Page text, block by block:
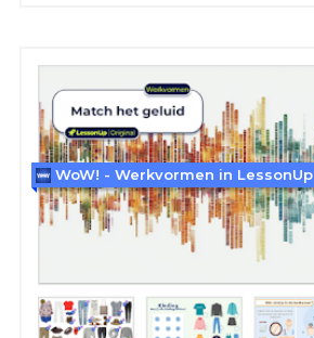
WoW! - Werkvormen in LessonUp